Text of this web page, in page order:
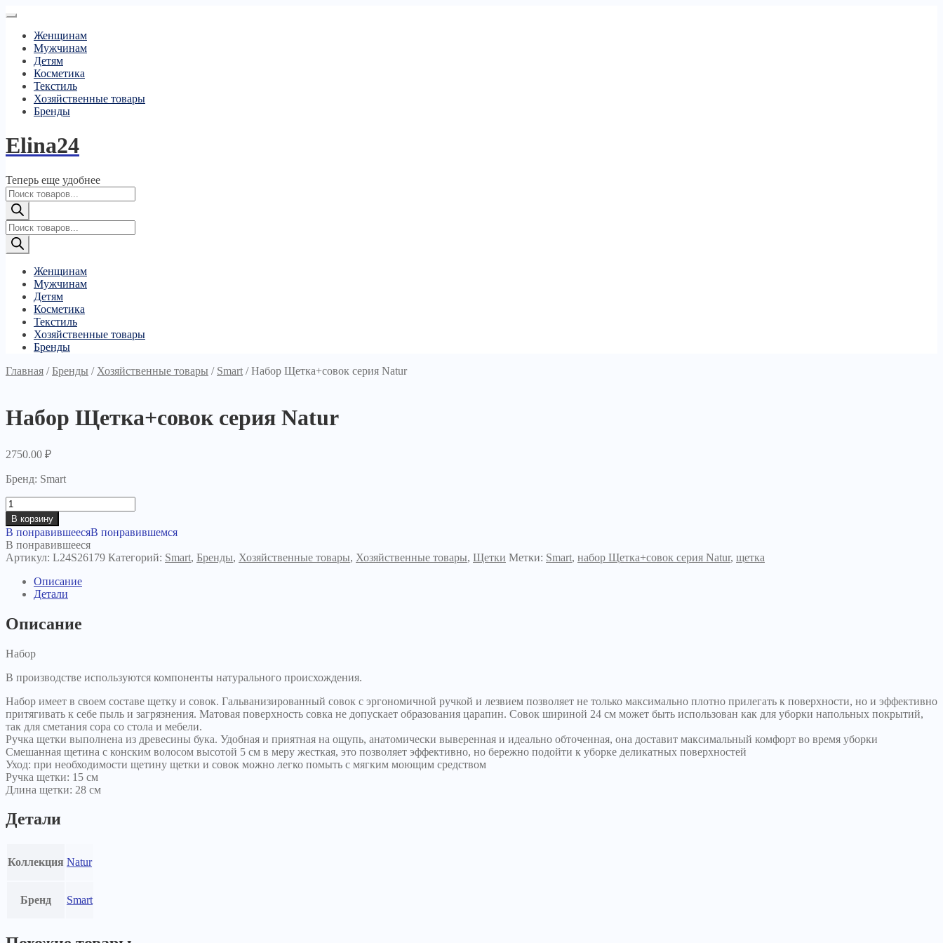
Женщинам
Мужчинам
Детям
Косметика
Текстиль
Хозяйственные товары
Бренды
Elina24
Теперь еще удобнее
Поиск
товаров
Поиск
товаров
Женщинам
Мужчинам
Детям
Косметика
Текстиль
Хозяйственные товары
Бренды
Главная /Бренды / Хозяйственные товары / Smart /Набор Щетка+совок серия Natur
Набор Щетка+совок серия Natur
2750.00 ₽
Бренд: Smart
Количество
товара
Набор
Щетка+совок
серия
Natur
В корзину
В понравившеесяВ понравившемся
В понравившееся
Артикул: L24S26179 Категорий: Smart, Бренды, Хозяйственные товары, Хозяйственные товары, Щетки Метки: Smart, набор Щетка+совок серия Natur, щетка
Описание
Детали
Описание
Набор
В производстве используются компоненты натурального происхождения.
Набор имеет в своем составе щетку и совок. Гальванизированный совок с эргономичной ручкой и лезвием позволяет не только максимально плотно прилегать к поверхности, но и эффективно
притягивать к себе пыль и загрязнения. Матовая поверхность совка не допускает образования царапин. Совок шириной 24 см может быть использован как для уборки напольных покрытий,
так для сметания сора со стола и мебели.
Ручка щетки выполнена из древесины бука. Удобная и приятная на ощупь, анатомически выверенная и идеально обточенная, она доставит максимальный комфорт во время уборки
Смешанная щетина с конским волосом высотой 5 см в меру жесткая, это позволяет эффективно, но бережно подойти к уборке деликатных поверхностей
Уход: при необходимости щетину щетки и совок можно легко помыть с мягким моющим средством
Ручка щетки: 15 см
Длина щетки: 28 см
Детали
Коллекция Natur
Бренд Smart